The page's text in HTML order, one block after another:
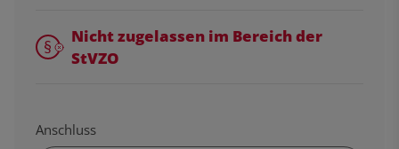
Nicht zugelassen im Bereich der
StVZO
Anschluss